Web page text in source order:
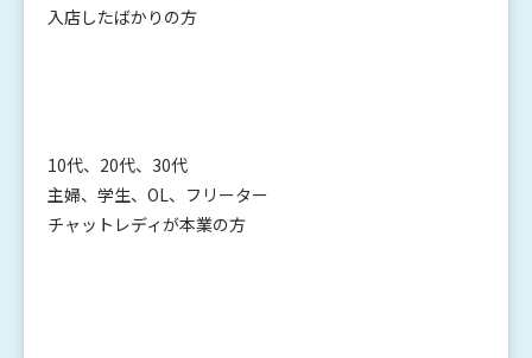
入店したばかりの方
10代、20代、30代
主婦、学生、OL、フリーター
チャットレディが本業の方